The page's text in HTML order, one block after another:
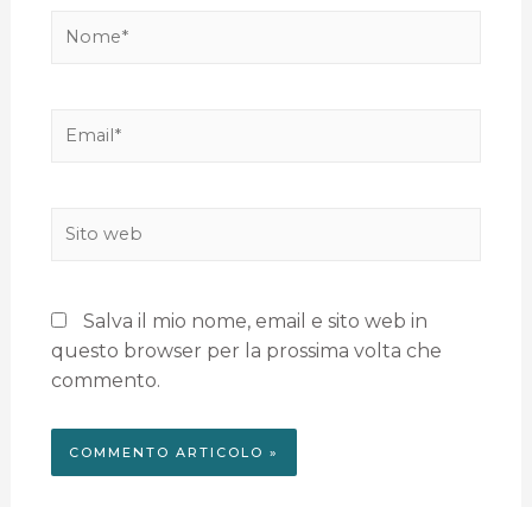
Salva il mio nome, email e sito web in
questo browser per la prossima volta che
commento.